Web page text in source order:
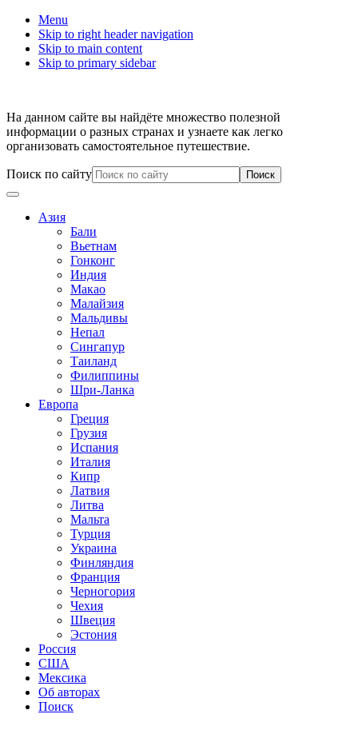
Menu
Skip to right header navigation
Skip to main content
Skip to primary sidebar
На данном сайте вы найдёте множество полезной
информации о разных странах и узнаете как легко
организовать самостоятельное путешествие.
Поиск по сайту
Азия
Бали
Вьетнам
Гонконг
Индия
Макао
Малайзия
Мальдивы
Непал
Сингапур
Таиланд
Филиппины
Шри-Ланка
Европа
Греция
Грузия
Испания
Италия
Кипр
Латвия
Литва
Мальта
Турция
Украина
Финляндия
Франция
Черногория
Чехия
Швеция
Эстония
Россия
США
Мексика
Об авторах
Поиск